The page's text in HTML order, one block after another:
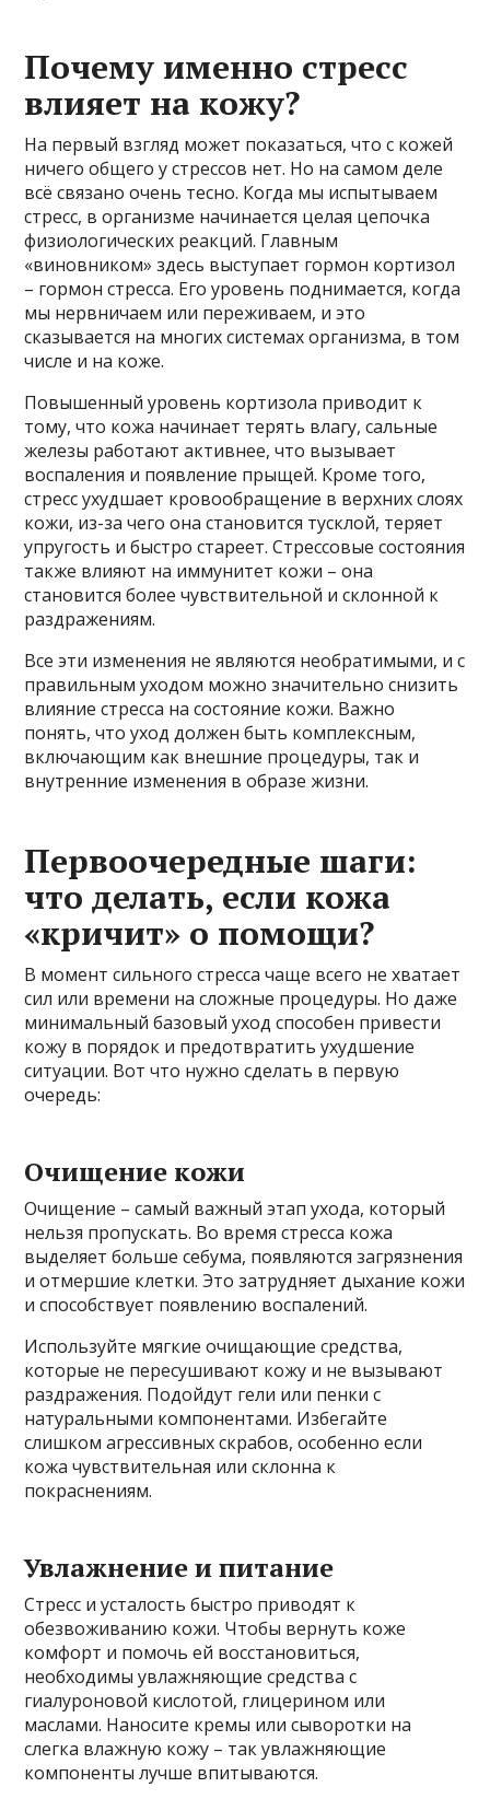
Почему именно стресс
влияет на кожу?
На первый взгляд может показаться, что с кожей
ничего общего у стрессов нет. Но на самом деле
всё связано очень тесно. Когда мы испытываем
стресс, в организме начинается целая цепочка
физиологических реакций. Главным
«виновником» здесь выступает гормон кортизол
– гормон стресса. Его уровень поднимается, когда
мы нервничаем или переживаем, и это
сказывается на многих системах организма, в том
числе и на коже.
Повышенный уровень кортизола приводит к
тому, что кожа начинает терять влагу, сальные
железы работают активнее, что вызывает
воспаления и появление прыщей. Кроме того,
стресс ухудшает кровообращение в верхних слоях
кожи, из-за чего она становится тусклой, теряет
упругость и быстро стареет. Стрессовые состояния
также влияют на иммунитет кожи – она
становится более чувствительной и склонной к
раздражениям.
Все эти изменения не являются необратимыми, и с
правильным уходом можно значительно снизить
влияние стресса на состояние кожи. Важно
понять, что уход должен быть комплексным,
включающим как внешние процедуры, так и
внутренние изменения в образе жизни.
Первоочередные шаги:
что делать, если кожа
«кричит» о помощи?
В момент сильного стресса чаще всего не хватает
сил или времени на сложные процедуры. Но даже
минимальный базовый уход способен привести
кожу в порядок и предотвратить ухудшение
ситуации. Вот что нужно сделать в первую
очередь:
Очищение кожи
Очищение – самый важный этап ухода, который
нельзя пропускать. Во время стресса кожа
выделяет больше себума, появляются загрязнения
и отмершие клетки. Это затрудняет дыхание кожи
и способствует появлению воспалений.
Используйте мягкие очищающие средства,
которые не пересушивают кожу и не вызывают
раздражения. Подойдут гели или пенки с
натуральными компонентами. Избегайте
слишком агрессивных скрабов, особенно если
кожа чувствительная или склонна к
покраснениям.
Увлажнение и питание
Стресс и усталость быстро приводят к
обезвоживанию кожи. Чтобы вернуть коже
комфорт и помочь ей восстановиться,
необходимы увлажняющие средства с
гиалуроновой кислотой, глицерином или
маслами. Наносите кремы или сыворотки на
слегка влажную кожу – так увлажняющие
компоненты лучше впитываются.